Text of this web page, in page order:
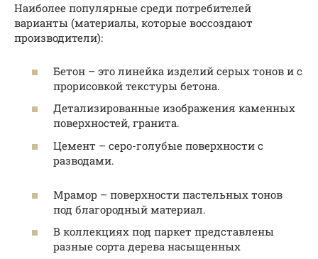
Наиболее популярные среди потребителей
варианты (материалы, которые воссоздают
производители):
Бетон – это линейка изделий серых тонов и с
прорисовкой текстуры бетона.
Детализированные изображения каменных
поверхностей, гранита.
Цемент – серо-голубые поверхности с
разводами.
Мрамор – поверхности пастельных тонов
под благородный материал.
В коллекциях под паркет представлены
разные сорта дерева насыщенных